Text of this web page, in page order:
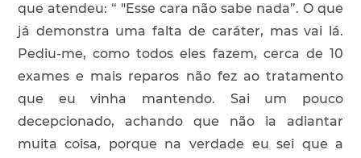
que atendeu: “ "Esse cara não sabe nada”. O que
já demonstra uma falta de caráter, mas vai lá.
Pediu-me, como todos eles fazem, cerca de 10
exames e mais reparos não fez ao tratamento
que eu vinha mantendo. Sai um pouco
decepcionado, achando que não ia adiantar
muita coisa, porque na verdade eu sei que a